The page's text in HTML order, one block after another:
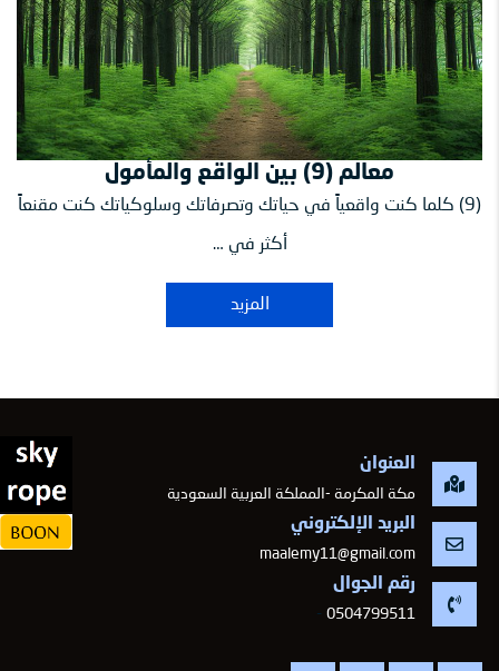
معالم (9) بين الواقع والمأمول
(9) كلما كنت واقعياً في حياتك وتصرفاتك وسلوكياتك كنت مقنعاً
أكثر في …
المزيد
العنوان
مكة المكرمة -المملكة العربية السعودية
البريد الإلكتروني
maalemy11@gmail.com
رقم الجوال
0504799511
-